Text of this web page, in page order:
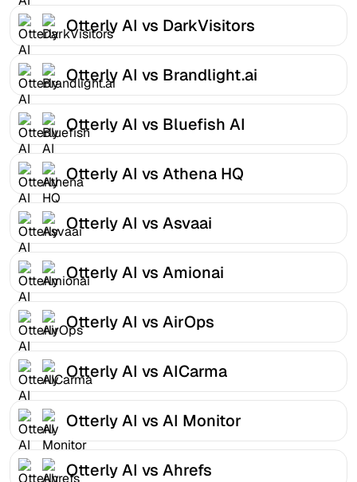
Otterly AI vs DarkVisitors
Otterly AI vs Brandlight.ai
Otterly AI vs Bluefish AI
Otterly AI vs Athena HQ
Otterly AI vs Asvaai
Otterly AI vs Amionai
Otterly AI vs AirOps
Otterly AI vs AICarma
Otterly AI vs AI Monitor
Otterly AI vs Ahrefs